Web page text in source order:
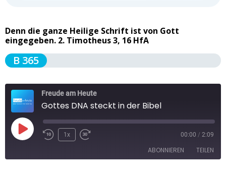
Denn die ganze Heilige Schrift ist von Gott
eingegeben. 2. Timotheus 3, 16 HfA
B 365
Freude am Heute
Gottes DNA steckt in der Bibel
1x 00:00 / 2:09
ABONNIEREN TEILEN